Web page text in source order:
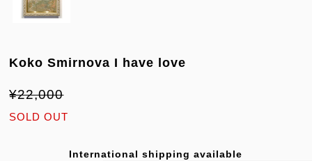
Koko Smirnova I have love
¥22,000
SOLD OUT
International shipping available